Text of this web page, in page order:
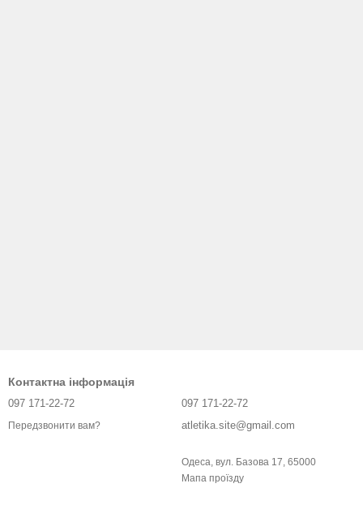
Контактна інформація
097 171-22-72
Передзвонити вам?
097 171-22-72
atletika.site@gmail.com
Одеса, вул. Базова 17, 65000
Мапа проїзду